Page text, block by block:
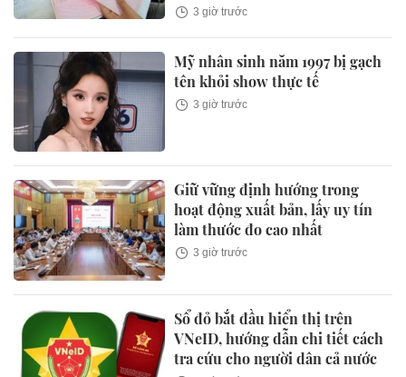
3 giờ trước
Mỹ nhân sinh năm 1997 bị gạch
tên khỏi show thực tế
3 giờ trước
Giữ vững định hướng trong
hoạt động xuất bản, lấy uy tín
làm thước đo cao nhất
3 giờ trước
Sổ đỏ bắt đầu hiển thị trên
VNeID, hướng dẫn chi tiết cách
tra cứu cho người dân cả nước